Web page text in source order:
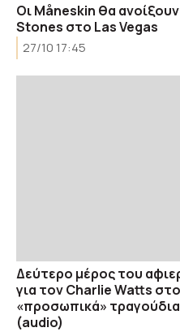
Οι Måneskin θα
Stones στο Las Vegas
27/10 17:45
Δεύτερο μέρος του
για τον Charlie Watts
«προσωπικά»
(audio)